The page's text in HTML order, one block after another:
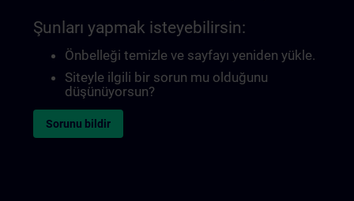
Şunları yapmak isteyebilirsin:
Önbelleği temizle ve sayfayı yeniden yükle.
Siteyle ilgili bir sorun mu olduğunu
düşünüyorsun?
Sorunu bildir